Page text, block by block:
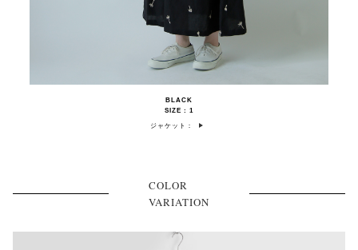
BLACK
SIZE : 1
ジャケット：
COLOR
VARIATION